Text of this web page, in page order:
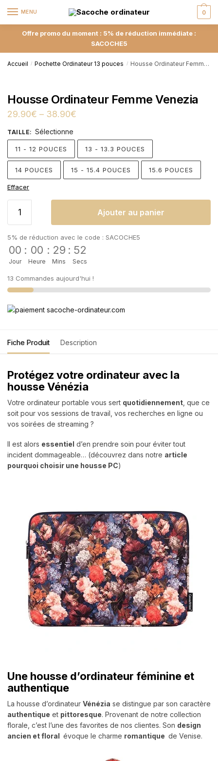
MENU 0
Offre promo du moment : 5% de réduction immédiate :
SACOCHE5
Accueil / Pochette Ordinateur 13 pouces / Housse Ordinateur Femme Venezia
Housse Ordinateur Femme Venezia
29.90€ – 38.90€
TAILLE: Sélectionne
11 - 12 POUCES 13 - 13.3 POUCES
14 POUCES 15 - 15.4 POUCES 15.6 POUCES
Effacer
Ajouter au panier
5% de réduction avec le code : SACOCHE5
00
Jour
: 00
Heure
: 29
Mins
: 52
Secs
13 Commandes aujourd'hui !
Fiche Produit Description
Protégez votre ordinateur avec la
housse Vénézia
Votre ordinateur portable vous sert quotidiennement , que ce
soit pour vos sessions de travail, vos recherches en ligne ou
vos soirées de streaming ?
Il est alors essentiel d’en prendre soin pour éviter tout
incident dommageable… (découvrez dans notre article
pourquoi choisir une housse PC)
Une housse d’ordinateur féminine et
authentique
La housse d’ordinateur Vénézia se distingue par son caractère
authentique et pittoresque. Provenant de notre collection
florale, c’est l’une des favorites de nos clientes. Son design
ancien et floral évoque le charme romantique de Venise.